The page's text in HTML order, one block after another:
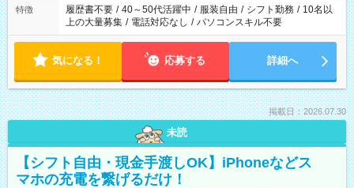
合は応募できません。
特徴 履歴書不要 / 40～50代活躍中 / 服装自由 / シフト勤務 / 10名以
上の大量募集 / 電話対応なし / パソコンスキル不要
気になる！ 応募する 詳細へ
掲載日：2026.07.30
未読
【シフト自由・現金手渡しOK】iPhoneなどス
マホの充電を繋げるだけ！